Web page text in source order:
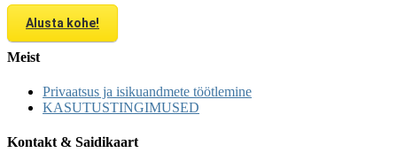
Alusta kohe!
Meist
Privaatsus ja isikuandmete töötlemine
KASUTUSTINGIMUSED
Kontakt & Saidikaart